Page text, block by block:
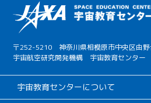
〒252-5210 神奈川県相模原市中央区由
宇宙航空研究開発機構 宇宙教育センター
宇宙教育センターについて